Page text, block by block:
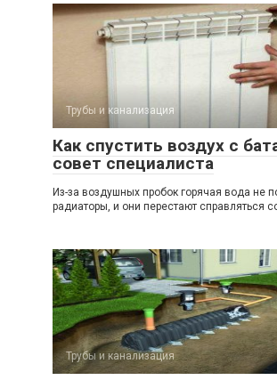
Трубы и канализация
Как спустить воздух с
совет специалиста
Из-за воздушных пробок горячая вода не
радиаторы, и они перестают справляться
Трубы и канализация